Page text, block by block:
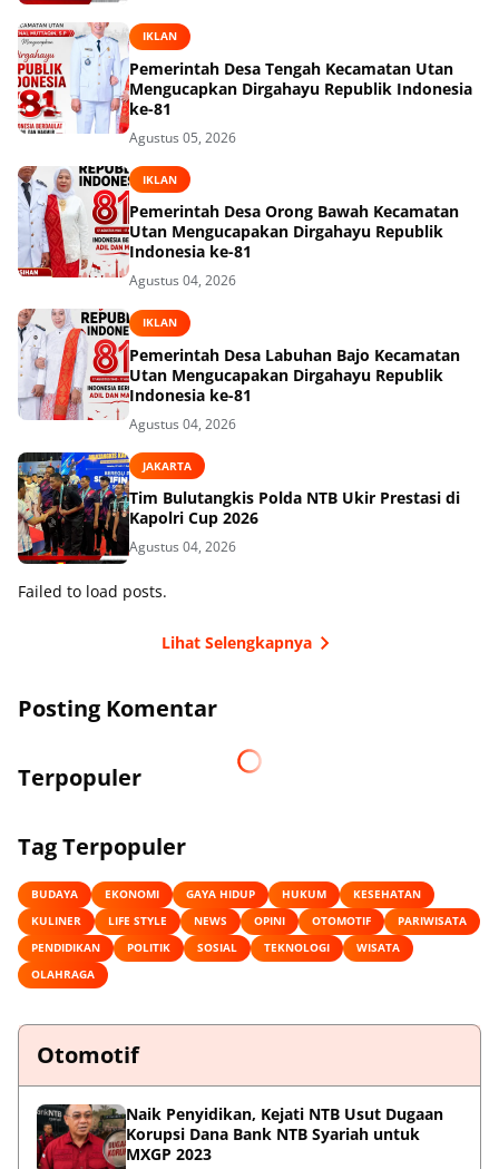
IKLAN
Pemerintah Desa Tengah Kecamatan Utan
Mengucapkan Dirgahayu Republik Indonesia
ke-81
Agustus 05, 2026
IKLAN
Pemerintah Desa Orong Bawah Kecamatan
Utan Mengucapakan Dirgahayu Republik
Indonesia ke-81
Agustus 04, 2026
IKLAN
Pemerintah Desa Labuhan Bajo Kecamatan
Utan Mengucapakan Dirgahayu Republik
Indonesia ke-81
Agustus 04, 2026
JAKARTA
Tim Bulutangkis Polda NTB Ukir Prestasi di
Kapolri Cup 2026
Agustus 04, 2026
Failed to load posts.
Lihat Selengkapnya
Posting Komentar
Terpopuler
Tag Terpopuler
BUDAYA EKONOMI GAYA HIDUP HUKUM
KESEHATAN
KULINER
LIFE STYLE NEWS OPINI OTOMOTIF
PARIWISATA
PENDIDIKAN
POLITIK SOSIAL TEKNOLOGI
WISATA
OLAHRAGA
Otomotif
Naik Penyidikan, Kejati NTB Usut Dugaan
Korupsi Dana Bank NTB Syariah untuk
MXGP 2023